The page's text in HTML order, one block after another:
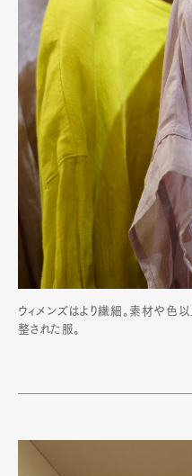
ウィメンズはより繊細。素材や色
整された服。